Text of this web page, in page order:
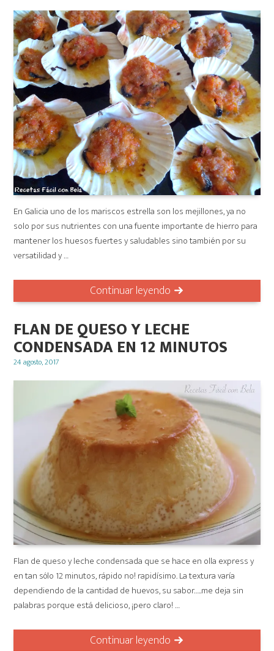
En Galicia uno de los mariscos estrella son los mejillones, ya no
solo por sus nutrientes con una fuente importante de hierro para
mantener los huesos fuertes y saludables sino también por su
versatilidad y …
Continuar leyendo
FLAN DE QUESO Y LECHE
CONDENSADA EN 12 MINUTOS
Posted
24 agosto, 2017
Flan de queso y leche condensada que se hace en olla express y
en tan sólo 12 minutos, rápido no! rapidísimo. La textura varía
dependiendo de la cantidad de huevos, su sabor…..me deja sin
palabras porque está delicioso, ¡pero claro! …
Continuar leyendo